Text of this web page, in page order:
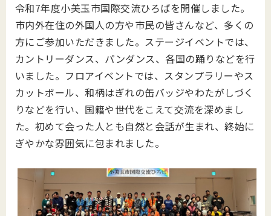
令和7年度小美玉市国際交流ひろばを開催しました。
市内外在住の外国人の方や市民の皆さんなど、多くの
方にご参加いただきました。ステージイベントでは、
カントリーダンス、パンダンス、各国の踊りなどを行
いました。フロアイベントでは、スタンプラリーやス
カットボール、和柄はぎれの缶バッジやわたがしづく
りなどを行い、国籍や世代をこえて交流を深めまし
た。初めて会った人とも自然と会話が生まれ、終始に
ぎやかな雰囲気に包まれました。